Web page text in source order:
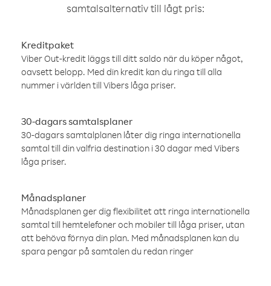
samtalsalternativ till lågt pris:
Kreditpaket
Viber Out-kredit läggs till ditt saldo när du köper något,
oavsett belopp. Med din kredit kan du ringa till alla
nummer i världen till Vibers låga priser.
30-dagars samtalsplaner
30-dagars samtalplanen låter dig ringa internationella
samtal till din valfria destination i 30 dagar med Vibers
låga priser.
Månadsplaner
Månadsplanen ger dig flexibilitet att ringa internationella
samtal till hemtelefoner och mobiler till låga priser, utan
att behöva förnya din plan. Med månadsplanen kan du
spara pengar på samtalen du redan ringer